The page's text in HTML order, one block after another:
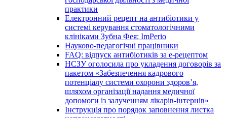
практики
Електронний рецепт на антибіотики у
системі керування стоматологічними
клініками Зубна Фея: ImPerio
Науково-педагогічні працівники
FAQ: відпуск антибіотиків за е-рецептом
НСЗУ оголосила про укладення договорів за
пакетом «Забезпечення кадрового
потенціалу системи охорони здоров’я,
шляхом організації надання медичної
допомоги із залученням лікарів-інтернів»
Інструкція про порядок заповнення листка